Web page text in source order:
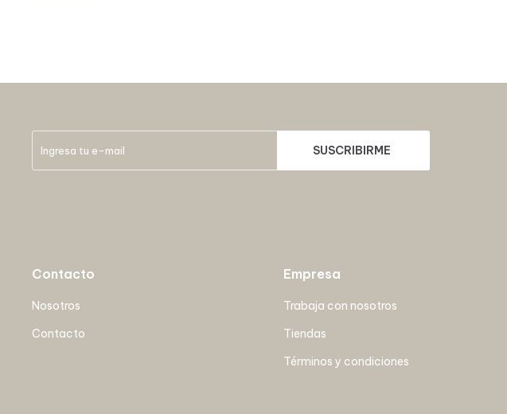
SUSCRIBIRME
Contacto
Nosotros
Contacto
Empresa
Trabaja con nosotros
Tiendas
Términos y condiciones